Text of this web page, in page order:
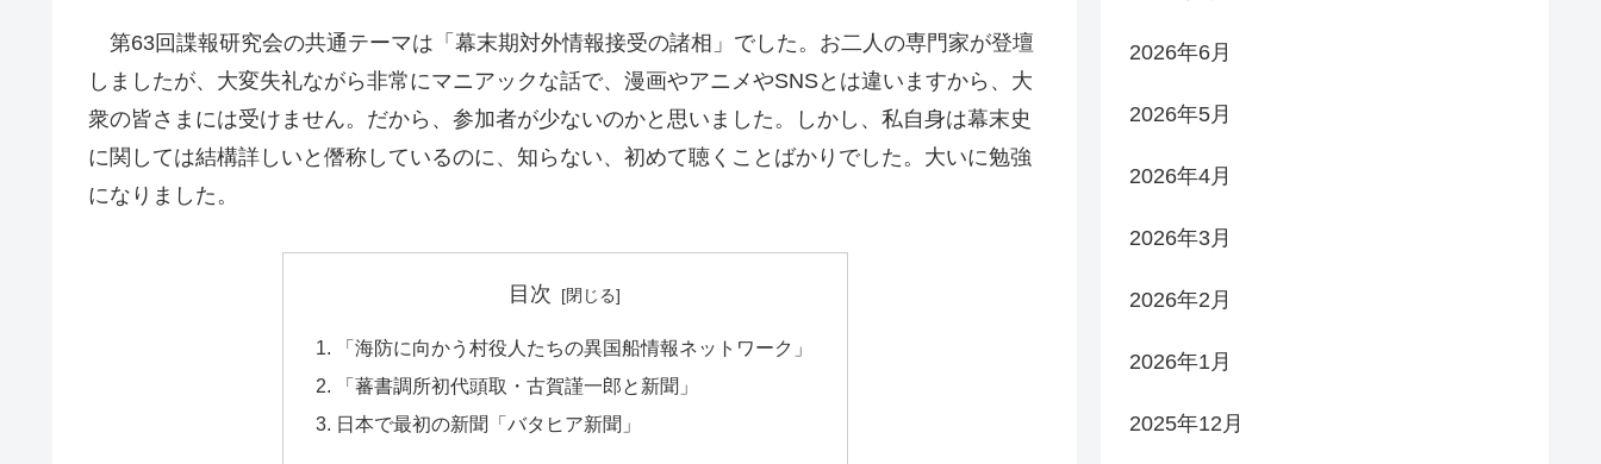
第63回諜報研究会の共通テーマは「幕末期対外情報接受の諸相」でした。お二人の専門家が登壇
しましたが、大変失礼ながら非常にマニアックな話で、漫画やアニメやSNSとは違いますから、大
衆の皆さまには受けません。だから、参加者が少ないのかと思いました。しかし、私自身は幕末史
に関しては結構詳しいと僭称しているのに、知らない、初めて聴くことばかりでした。大いに勉強
になりました。
目次
「海防に向かう村役人たちの異国船情報ネットワーク」
「蕃書調所初代頭取・古賀謹一郎と新聞」
日本で最初の新聞「バタヒア新聞」
2026年6月
2026年5月
2026年4月
2026年3月
2026年2月
2026年1月
2025年12月